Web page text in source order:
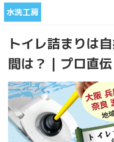
水洗工房
トイレ詰まりは
間は？ | プロ直